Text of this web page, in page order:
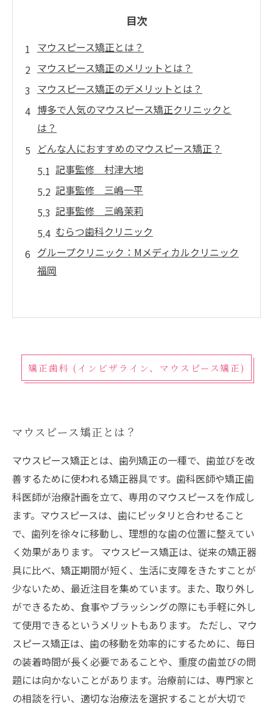
目次
マウスピース矯正とは？
マウスピース矯正のメリットとは？
マウスピース矯正のデメリットとは？
博多で人気のマウスピース矯正クリニックと
は？
どんな人におすすめのマウスピース矯正？
記事監修 村津大地
記事監修 三嶋一平
記事監修 三嶋茉莉
むらつ歯科クリニック
グループクリニック：Mメディカルクリニック
福岡
矯正歯科 (インビザライン、マウスピース矯正)
マウスピース矯正とは？
マウスピース矯正とは、歯列矯正の一種で、歯並びを改
善するために使われる矯正器具です。歯科医師や矯正歯
科医師が治療計画を立て、専用のマウスピースを作成し
ます。マウスピースは、歯にピッタリと合わせること
で、歯列を徐々に移動し、理想的な歯の位置に整えてい
く効果があります。 マウスピース矯正は、従来の矯正器
具に比べ、矯正期間が短く、生活に支障をきたすことが
少ないため、最近注目を集めています。また、取り外し
ができるため、食事やブラッシングの際にも手軽に外し
て使用できるというメリットもあります。 ただし、マウ
スピース矯正は、歯の移動を効率的にするために、毎日
の装着時間が長く必要であることや、重度の歯並びの問
題には向かないことがあります。治療前には、専門家と
の相談を行い、適切な治療法を選択することが大切で